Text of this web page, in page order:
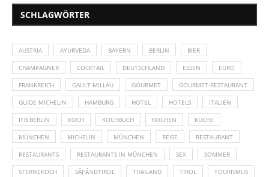
SCHLAGWÖRTER
AUSTRIA AYURVEDA BAYERN BERLIN BIER
CHAMPAGNER COCKTAIL DEUTSCHLAND ESSEN EURO
FRANKREICH GAULT-MILLAU GOURMET GOURMET-RESTAURANT
GUIDE MICHELIN HAMBURG HOTEL HOTELS ITALIEN
ITB BERLIN KOCH KOCHBUCH KOCHEN KÜCHE
MÜNCHEN MICHELIN MÜNCHEN REISE RESTAURANT
RESTAURANTS RESTAURANTS IN MÜNCHEN SEX SOMMER
STERNEKOCH SÃƑÂ¼DTIROL THAILAND TIROL TOURISMUS